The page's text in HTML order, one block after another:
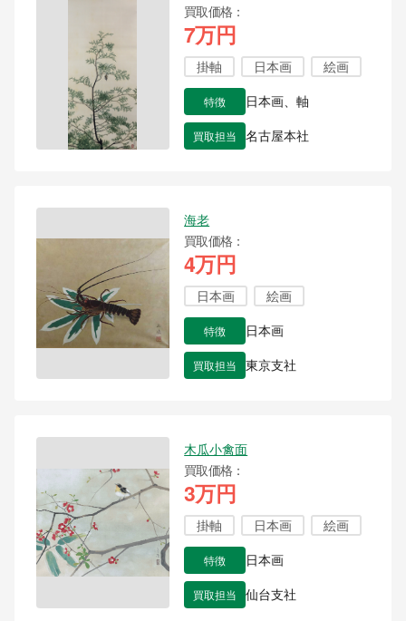
買取価格
7万円
掛軸 日本画 絵画
特徴 日本画、軸
買取担当 名古屋本社
海老
買取価格
4万円
日本画 絵画
特徴 日本画
買取担当 東京支社
木瓜小禽面
買取価格
3万円
掛軸 日本画 絵画
特徴 日本画
買取担当 仙台支社